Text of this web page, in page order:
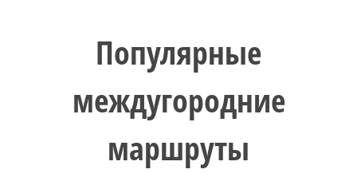
Популярные
междугородние
маршруты